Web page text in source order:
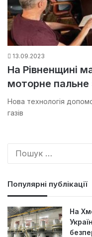
13.09.2023
На Рівненщині
моторне пальне
Нова технологія
газів
Популярні публікації
На